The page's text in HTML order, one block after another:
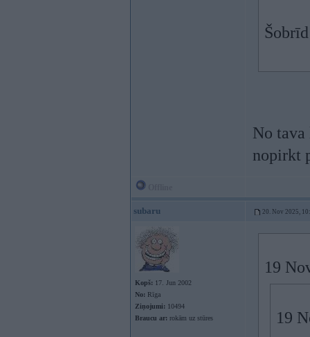
No
nopirkt
subaru 20. Nov 2025,
Kopš: 17. Jun 2002
No: Rīga
Ziņojumi: 10494
Braucu ar: rokām uz stūres
19
19